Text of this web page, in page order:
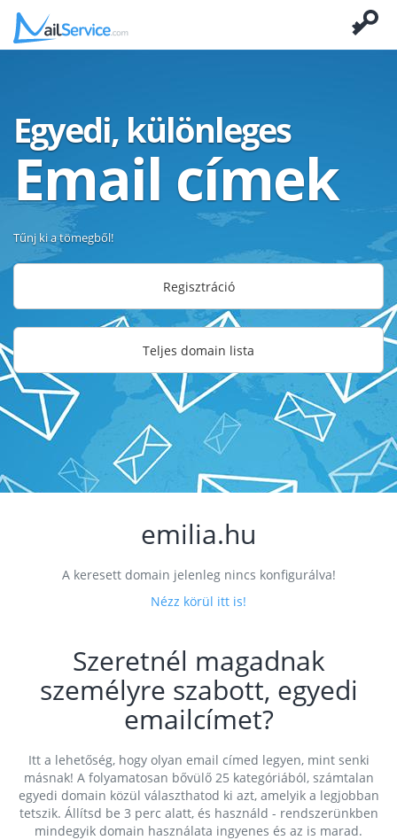
Egyedi, különleges
Email címek
Tűnj ki a tömegből!
Regisztráció
Teljes domain lista
emilia.hu
A keresett domain jelenleg nincs konfigurálva!
Nézz körül itt is!
Szeretnél magadnak
személyre szabott, egyedi
emailcímet?
Itt a lehetőség, hogy olyan email címed legyen, mint senki
másnak! A folyamatosan bővülő 25 kategóriából, számtalan
egyedi domain közül választhatod ki azt, amelyik a legjobban
tetszik. Állítsd be 3 perc alatt, és használd - rendszerünkben
mindegyik domain használata ingyenes és az is marad.